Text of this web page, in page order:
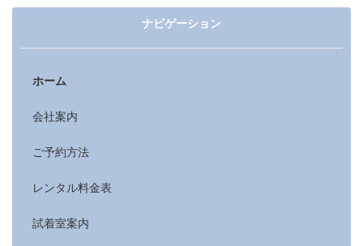
ナビゲーション
ホーム
会社案内
ご予約方法
レンタル料金表
試着室案内